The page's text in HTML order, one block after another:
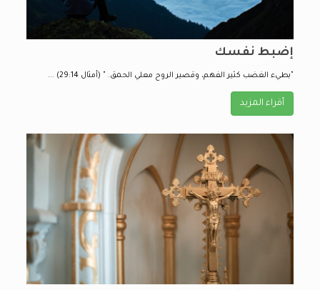
إضبط نفسك
"بطيء الغضب كثير الفهم، وقصير الروح معلي الحمق. " (أمثال 29:14) ...
أقراء المزيد